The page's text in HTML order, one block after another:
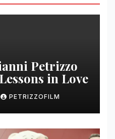
Petrizzo
in Love
PETRIZZOFILM